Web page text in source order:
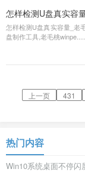
怎样检测U盘真实容
怎样检测U盘真实容量_老
盘制作工具,老毛桃
上一页 431
热门内容
Win10系统桌面不停